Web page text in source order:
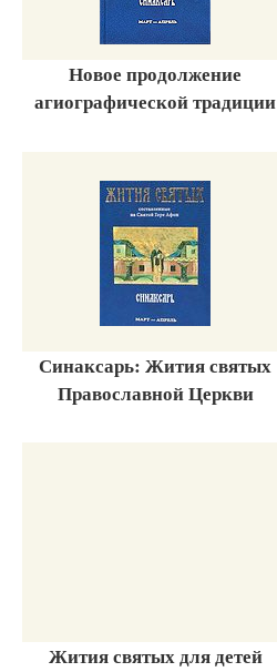
Новое продолжение
агиографической традиции
Синаксарь: Жития святых
Православной Церкви
Жития святых для детей